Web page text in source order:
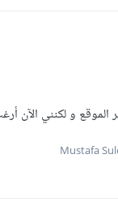
و لكنني الآن